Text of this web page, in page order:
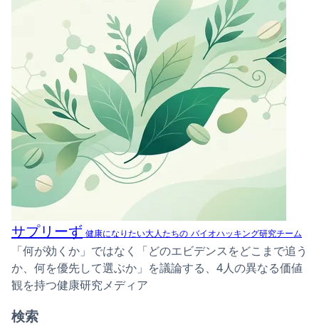
サプリーず 健康になりたい大人たちの バイオハッキング研究チーム
「何が効くか」ではなく「どのエビデンスをどこまで追う
か、何を優先して選ぶか」を議論する、4人の異なる価値
観を持つ健康研究メディア
検索